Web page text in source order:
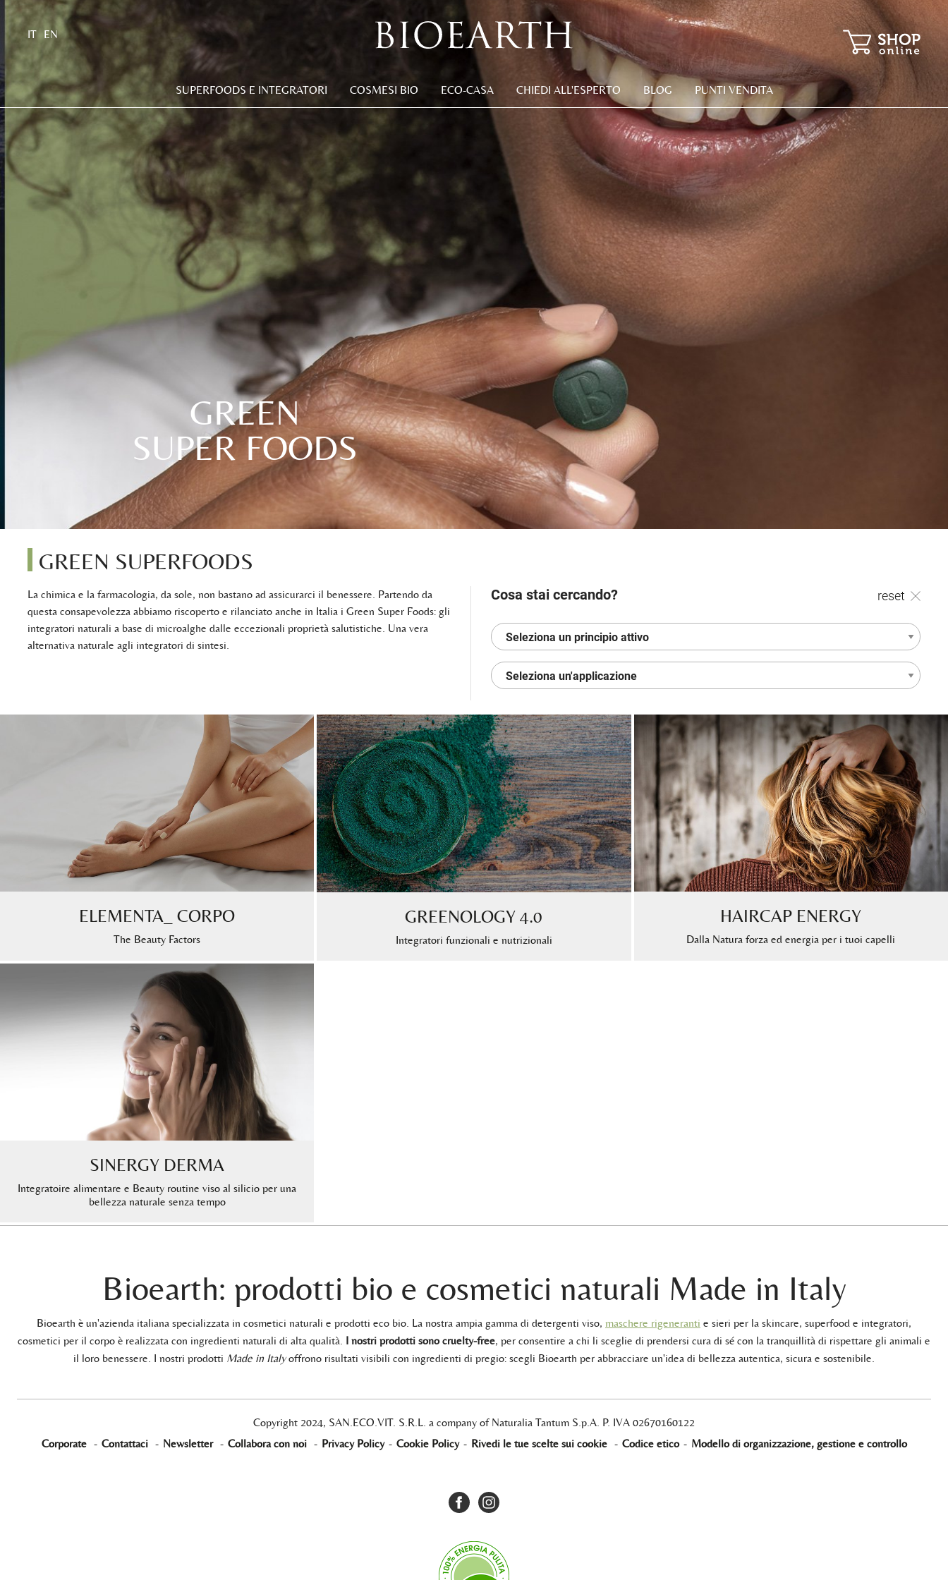
GREEN
SUPER FOODS
IT EN
SUPERFOODS E INTEGRATORI COSMESI BIO ECO-CASA CHIEDI ALL'ESPERTO BLOG PUNTI VENDITA
GREEN SUPERFOODS
La chimica e la farmacologia, da sole, non bastano ad assicurarci il benessere. Partendo da
questa consapevolezza abbiamo riscoperto e rilanciato anche in Italia i Green Super Foods: gli
integratori naturali a base di microalghe dalle eccezionali proprietà salutistiche. Una vera
alternativa naturale agli integratori di sintesi.
Cosa stai cercando? reset
ELEMENTA_ CORPO
The Beauty Factors
GREENOLOGY 4.0
Integratori funzionali e nutrizionali
HAIRCAP ENERGY
Dalla Natura forza ed energia per i tuoi capelli
SINERGY DERMA
Integratoire alimentare e Beauty routine viso al silicio per una
bellezza naturale senza tempo
Bioearth: prodotti bio e cosmetici naturali Made in Italy
Bioearth è un'azienda italiana specializzata in cosmetici naturali e prodotti eco bio. La nostra ampia gamma di detergenti viso, maschere rigeneranti e sieri per la skincare, superfood e integratori,
cosmetici per il corpo è realizzata con ingredienti naturali di alta qualità. I nostri prodotti sono cruelty-free, per consentire a chi li sceglie di prendersi cura di sé con la tranquillità di rispettare gli animali e
il loro benessere. I nostri prodotti Made in Italyoffrono risultati visibili con ingredienti di pregio: scegli Bioearth per abbracciare un'idea di bellezza autentica, sicura e sostenibile.
Copyright 2024, SAN.ECO.VIT. S.R.L. a company of Naturalia Tantum S.p.A. P. IVA 02670160122
Corporate - Contattaci - Newsletter - Collabora con noi - Privacy Policy - Cookie Policy - Rivedi le tue scelte sui cookie - Codice etico - Modello di organizzazione, gestione e controllo